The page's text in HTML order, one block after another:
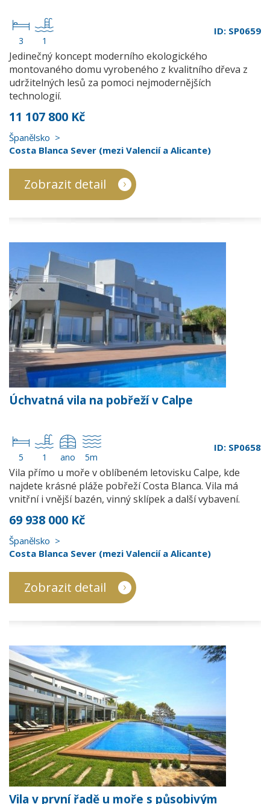
3 1
ID: SP0659
Jedinečný koncept moderního ekologického
montovaného domu vyrobeného z kvalitního dřeva z
udržitelných lesů za pomoci nejmodernějších
technologií.
11 107 800 Kč
Španělsko
Costa Blanca Sever (mezi Valencií a Alicante)
Zobrazit detail
Úchvatná vila na pobřeží v Calpe
5 1 ano 5m
ID: SP0658
Vila přímo u moře v oblíbeném letovisku Calpe, kde
najdete krásné pláže pobřeží Costa Blanca. Vila má
vnitřní i vnější bazén, vinný sklípek a další vybavení.
69 938 000 Kč
Španělsko
Costa Blanca Sever (mezi Valencií a Alicante)
Zobrazit detail
Vila v první řadě u moře s působivým